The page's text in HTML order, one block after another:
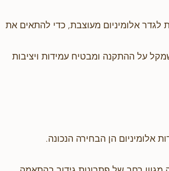
לגדר אלומיניום מעוצבת, כדי להתאים את
על ההתקנה ומבטיח עמידות ויציבות
אלומיניום הן הבחירה הנכונה.